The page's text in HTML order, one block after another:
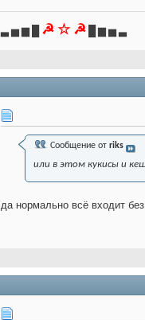
▃ ▅ ▆ █ ☭ ☆ ☭ █ ▆ ▅ ▃
Сообщение от riks
или в этом кукисы и
да нормально всё входит